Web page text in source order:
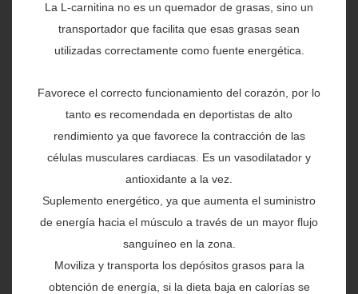
La L-carnitina no es un quemador de grasas, sino un
transportador que facilita que esas grasas sean
utilizadas correctamente como fuente energética.
Favorece el correcto funcionamiento del corazón, por lo
tanto es recomendada en deportistas de alto
rendimiento ya que favorece la contracción de las
células musculares cardiacas. Es un vasodilatador y
antioxidante a la vez.
Suplemento energético, ya que aumenta el suministro
de energía hacia el músculo a través de un mayor flujo
sanguíneo en la zona.
Moviliza y transporta los depósitos grasos para la
obtención de energía, si la dieta baja en calorías se